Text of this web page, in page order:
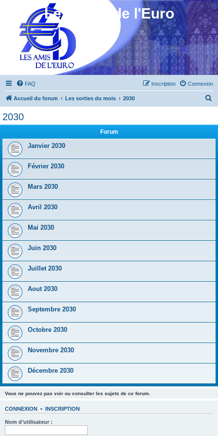
Les Amis de l'Euro
FAQ Connexion
Inscription
Accueil du forum Les sorties du mois 2030
h
2030
Forum
Janvier 2030
Février 2030
Mars 2030
Avril 2030
Mai 2030
Juin 2030
Juillet 2030
Aout 2030
Septembre 2030
Octobre 2030
Novembre 2030
Décembre 2030
Vous ne pouvez pas voir ou consulter les sujets de ce forum.
CONNEXION • INSCRIPTION
Nom d’utilisateur :